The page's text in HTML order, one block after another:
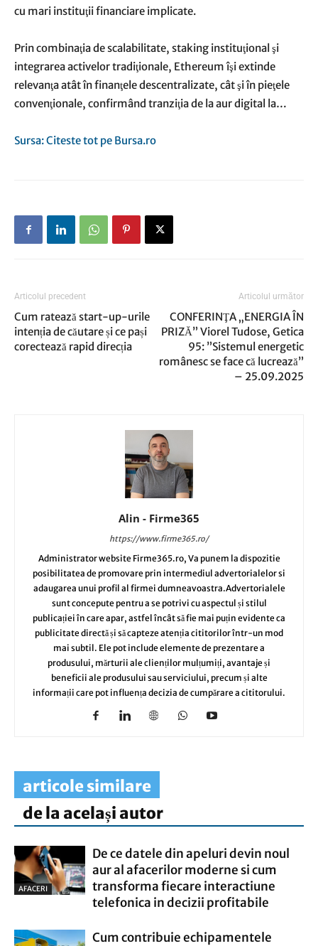
cu mari instituţii financiare implicate.
Prin combinaţia de scalabilitate, staking instituţional şi
integrarea activelor tradiţionale, Ethereum îşi extinde
relevanţa atât în finanţele descentralizate, cât şi în pieţele
convenţionale, confirmând tranziţia de la aur digital la…
Sursa: Citeste tot pe Bursa.ro
Articolul precedent
Cum ratează start-up-urile
intenția de căutare și ce pași
corectează rapid direcția
Articolul următor
CONFERINŢA „ENERGIA ÎN
PRIZĂ” Viorel Tudose, Getica
95: ”Sistemul energetic
românesc se face că lucrează”
– 25.09.2025
Alin - Firme365
https://www.firme365.ro/
Administrator website Firme365.ro, Va punem la dispozitie
posibilitatea de promovare prin intermediul advertorialelor si
adaugarea unui profil al firmei dumneavoastra.Advertorialele
sunt concepute pentru a se potrivi cu aspectul și stilul
publicației în care apar, astfel încât să fie mai puțin evidente ca
publicitate directă și să capteze atenția cititorilor într-un mod
mai subtil. Ele pot include elemente de prezentare a
produsului, mărturii ale clienților mulțumiți, avantaje și
beneficii ale produsului sau serviciului, precum și alte
informații care pot influența decizia de cumpărare a cititorului.
articole similare
de la același autor
AFACERI
De ce datele din apeluri devin noul
aur al afacerilor moderne si cum
transforma fiecare interactiune
telefonica in decizii profitabile
Cum contribuie echipamentele